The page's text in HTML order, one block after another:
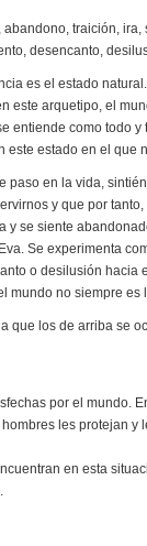
traición,
desencanto,
es el estado
este arquetipo, el
entiende como todo
estado en el que
paso en la vida,
y que por
se siente
Se experimenta
o desilusión hacia
mundo no siempre
que los de arriba se
por el mundo.
les protejan y
en esta